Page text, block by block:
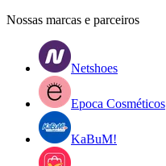
Nossas marcas e parceiros
Netshoes
Epoca Cosméticos
KaBuM!